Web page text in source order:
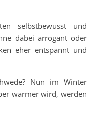
selbstbewusst und
dabei arrogant oder
eher entspannt und
Nun im Winter
wärmer wird, werden